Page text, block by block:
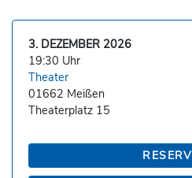
3. DEZEMBER 2026
19:30 Uhr
Theater
01662 Meißen
Theaterplatz 15